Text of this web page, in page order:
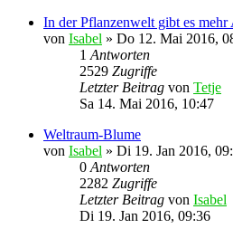
In der Pflanzenwelt gibt es mehr
von Isabel » Do 12. Mai 2016,
1 Antworten
2529 Zugriffe
Letzter Beitrag von Tetje
Sa 14. Mai 2016, 10:47
Weltraum-Blume
von Isabel » Di 19. Jan 2016,
0 Antworten
2282 Zugriffe
Letzter Beitrag von Isabel
Di 19. Jan 2016, 09:36